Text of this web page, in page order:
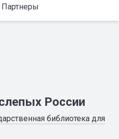
Партнеры
России
библиотека для